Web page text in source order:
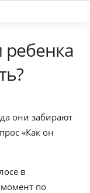
ребенка
они забирают
«Как он
в
момент по